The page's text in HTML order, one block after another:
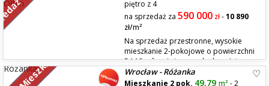
m² | 1 piętro | balkon (loggia) | piwnica 4 m² Rozkład mieszkan...
piętro z 4
na sprzedaż za590 000 zł-10 890
zł/m²
Na sprzedaż przestronne, wysokie
mieszkanie 2-pokojowe o powierzchni
54,18 m², położone w doskonałej
lokalizacji – Wrocław, ul. Jedności Narodowej. Nieruchomość znajduje
się w zadbanej kamienicy po remoncie i oferuje wysoki standard
Wrocław - Różanka
Mieszkanie 2 pok. 49,79m² - 2